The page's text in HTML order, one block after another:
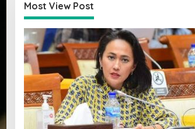
Most View Post